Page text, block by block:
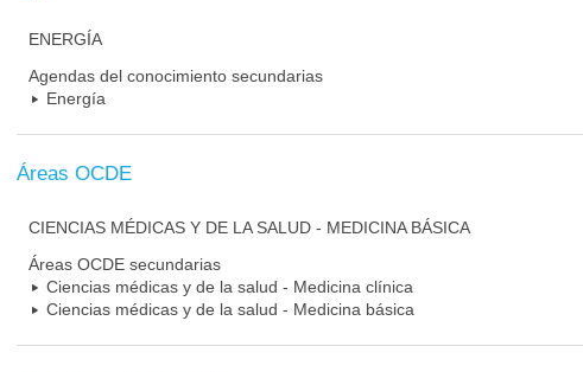
ENERGÍA
Agendas del conocimiento secundarias
Energía
Áreas OCDE
CIENCIAS MÉDICAS Y DE LA SALUD - MEDICINA BÁSICA
Áreas OCDE secundarias
Ciencias médicas y de la salud - Medicina clínica
Ciencias médicas y de la salud - Medicina básica